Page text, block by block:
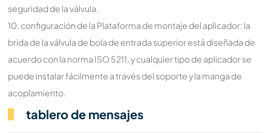
seguridad de la válvula.
10. configuración de la Plataforma de montaje del aplicador: la
brida de la válvula de bola de entrada superior está diseñada de
acuerdo con la norma ISO 5211, y cualquier tipo de aplicador se
puede instalar fácilmente a través del soporte y la manga de
acoplamiento.
tablero de mensajes